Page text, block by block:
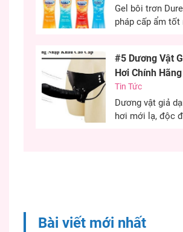
lựa chọn nhằm
kích thước cùng
Quả
Gel bôi trơn
pháp cấp ẩm tốt
cứu cánh cho
em khô âm đạo
dụng hiệu quả.
dụng gel bôi
cách quyết định
#5 Dương Vật
Hơi Chính
Khẩu Cao Cấp
Tin Tức
Dương vật giả
hơi mới lạ, độc
bơm...
Bài viết mới nhất